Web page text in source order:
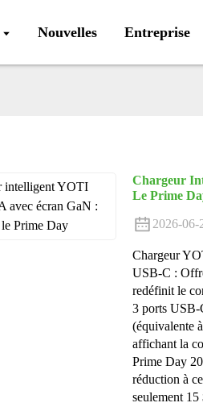
Nouvelles Entreprise
Chargeur
Le Prime
2026-06-
Chargeur
USB-C :
redéfinit le
3 ports USB-
(équivalente
affichant la
Prime Day
réduction à
seulement